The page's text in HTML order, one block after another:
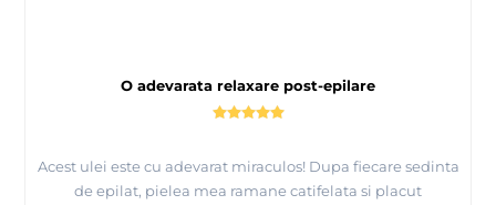
O adevarata relaxare post-epilare
Acest ulei este cu adevarat miraculos! Dupa fiecare sedinta
de epilat, pielea mea ramane catifelata si placut